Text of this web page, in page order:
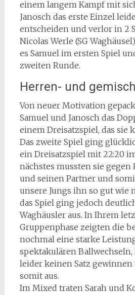
einem langem Kampf mit
Janosch das erste Einzel
entscheiden und verlor in 2
Nicolas Werle (SG
es Samuel im ersten Spiel
zweiten Runde.
Herren- und
Von neuer Motivation
Samuel und Janosch das
einem Dreisatzspiel, das sie
Das zweite Spiel ging
ein Dreisatzspiel mit 22:20
nächstes mussten sie
und seinen Partner und
unsere Jungs ihn so gut wie
das Spiel ging jedoch
Waghäusler aus. In Ihrem
Gruppenphase zeigten die
nochmal eine starke
spektakulären
leider keinen Satz
somit aus.
Im Mixed traten Sarah und